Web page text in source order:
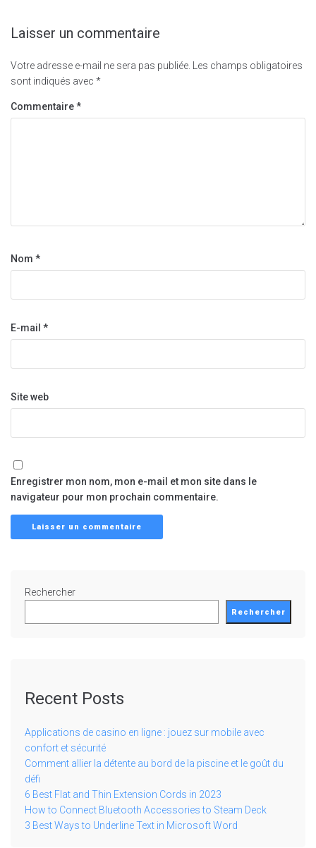
Laisser un commentaire
Votre adresse e-mail ne sera pas publiée.
Les champs obligatoires
sont indiqués avec *
Commentaire*
Nom *
E-mail *
Site web
Enregistrer mon nom, mon e-mail et mon site dans le
navigateur pour mon prochain commentaire.
Rechercher
Rechercher
Recent Posts
Applications de casino en ligne : jouez sur mobile avec
confort et sécurité
Comment allier la détente au bord de la piscine et le goût du
défi
6 Best Flat and Thin Extension Cords in 2023
How to Connect Bluetooth Accessories to Steam Deck
3 Best Ways to Underline Text in Microsoft Word